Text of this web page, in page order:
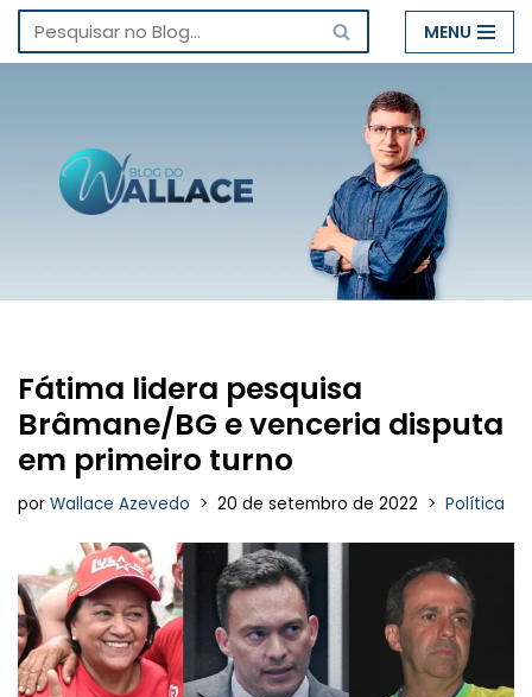
Pular
conteúdo
MENU
Fátima lidera pesquisa
Brâmane/BG e venceria disputa
em primeiro turno
por Wallace Azevedo 20 de setembro de 2022 Política